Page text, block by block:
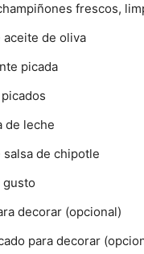
frescos,
aceite de oliva
picada
de leche
salsa de chipotle
gusto
decorar (opcional)
para decorar